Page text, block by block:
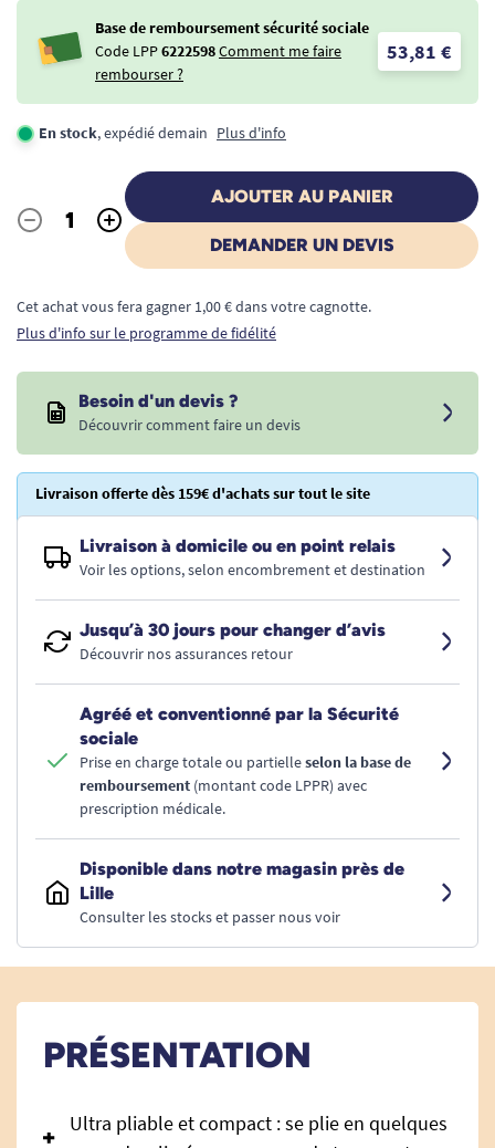
Base de remboursement sécurité sociale
Code LPP6222598Comment me faire
rembourser ?
53,81 €
En stock, expédié demain Plus d'info
Quantité
- +
AJOUTER AU PANIER
DEMANDER UN DEVIS
Cet achat vous fera gagner 1,00 € dans votre cagnotte.
Plus d'info sur le programme de fidélité
Besoin d'un devis ?
Découvrir comment faire un devis
Livraison offerte dès 159€ d'achats sur tout le site
Livraison à domicile ou en point relais
Voir les options, selon encombrement et destination
Jusqu’à 30 jours pour changer d’avis
Découvrir nos assurances retour
Agréé et conventionné par la Sécurité
sociale
Prise en charge totale ou partielleselon la base de
remboursement (montant code LPPR) avec
prescription médicale.
Disponible dans notre magasin près de
Lille
Consulter les stocks et passer nous voir
PRÉSENTATION
Ultra pliable et compact : se plie en quelques